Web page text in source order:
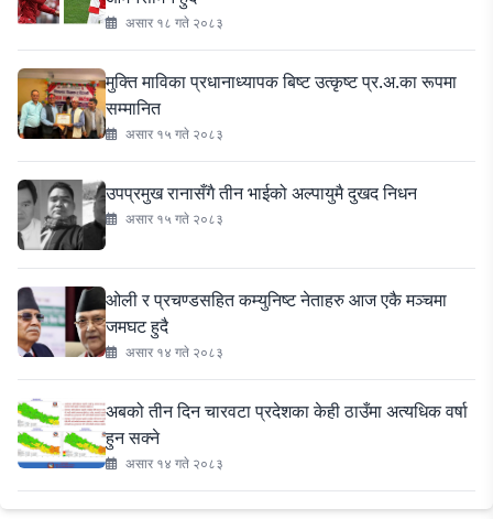
असार १८ गते २०८३
मुक्ति माविका प्रधानाध्यापक बिष्ट उत्कृष्ट प्र.अ.का रूपमा
सम्मानित
असार १५ गते २०८३
उपप्रमुख रानासँगै तीन भाईको अल्पायुमै दुखद निधन
असार १५ गते २०८३
ओली र प्रचण्डसहित कम्युनिष्ट नेताहरु आज एकै मञ्चमा
जमघट हुदै
असार १४ गते २०८३
अबको तीन दिन चारवटा प्रदेशका केही ठाउँमा अत्यधिक वर्षा
हुन सक्ने
असार १४ गते २०८३